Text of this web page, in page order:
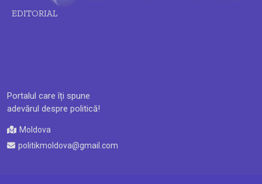
Portalul care îți spune
adevărul despre politică!
Moldova
politikmoldova@gmail.com
EDITORIAL